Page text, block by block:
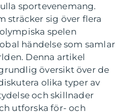
sportevenemang.
sträcker sig över flera
spelen
händelse som samlar
Denna artikel
översikt över de
olika typer av
och skillnader
utforska för- och